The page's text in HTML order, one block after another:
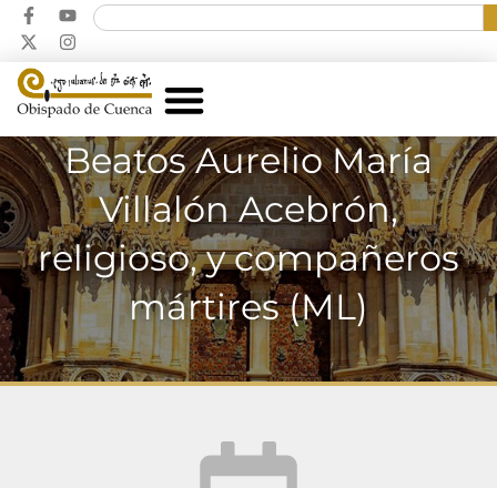
Beatos Aurelio María
Villalón Acebrón,
religioso, y compañeros
mártires (ML)